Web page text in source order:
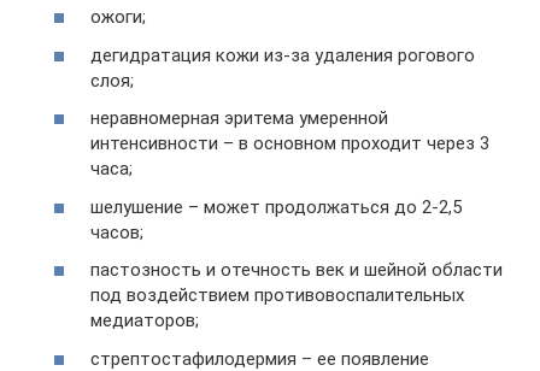
ожоги;
дегидратация кожи из-за удаления рогового
слоя;
неравномерная эритема умеренной
интенсивности – в основном проходит через 3
часа;
шелушение – может продолжаться до 2-2,5
часов;
пастозность и отечность век и шейной области
под воздействием противовоспалительных
медиаторов;
стрептостафилодермия – ее появление